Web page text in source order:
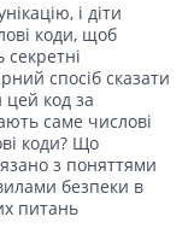
і діти
коди, щоб
секретні
спосіб сказати
цей код за
саме числові
коди? Що
з поняттями
безпеки в
питань